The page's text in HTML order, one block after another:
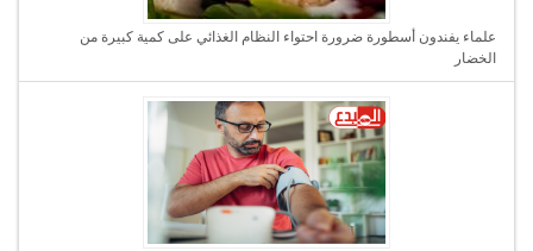
علماء يفندون أسطورة ضرورة احتواء النظام الغذائي على كمية كبيرة من
الخضار